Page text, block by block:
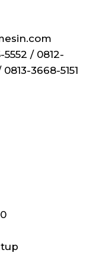
5552 / 0812-
3668-5151